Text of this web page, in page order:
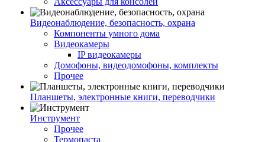
Видеонаблюдение, безопасность, охрана
Компоненты умного дома
Видеокамеры
IP видеокамеры
Домофоны, видеодомофоны, комплекты
Прочее
Планшеты, электронные книги, переводчики
Инструмент
Прочее
Термопаста